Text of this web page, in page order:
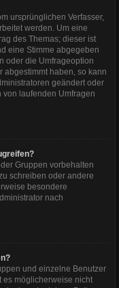
ursprünglichen Verfasser,
werden. Um eine
des Themas; dieser ist
eine Stimme abgegeben
oder die Umfrageoption
abgestimmt haben, so kann
geändert oder
laufenden Umfragen
Gruppen vorbehalten
schreiben oder andere
besondere
nach
und einzelne Benutzer
es möglicherweise nicht